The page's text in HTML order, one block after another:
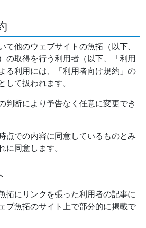
て他のウェブサイトの魚拓（以下、
の取得を行う利用者（以下、「利用
る利用には、「利用者向け規約」の
して扱われます。
判断により予告なく任意に変更でき
点での内容に同意しているものとみ
に同意します。
拓にリンクを張った利用者の記事に
ブ魚拓のサイト上で部分的に掲載で